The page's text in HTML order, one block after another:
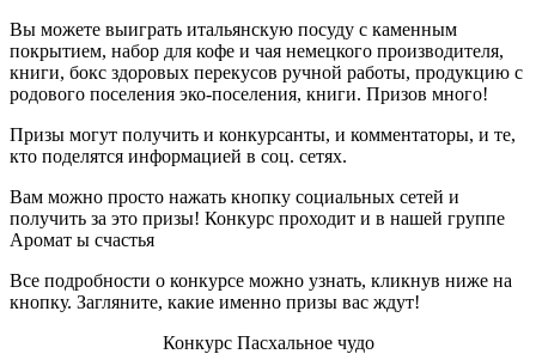
Вы можете выиграть итальянскую посуду с каменным
покрытием, набор для кофе и чая немецкого производителя,
книги, бокс здоровых перекусов ручной работы, продукцию с
родового поселения эко-поселения, книги. Призов много!
Призы могут получить и конкурсанты, и комментаторы, и те,
кто поделятся информацией в соц. сетях.
Вам можно просто нажать кнопку социальных сетей и
получить за это призы! Конкурс проходит и в нашей группе
Аромат ы счастья
Все подробности о конкурсе можно узнать, кликнув ниже на
кнопку. Загляните, какие именно призы вас ждут!
Конкурс Пасхальное чудо